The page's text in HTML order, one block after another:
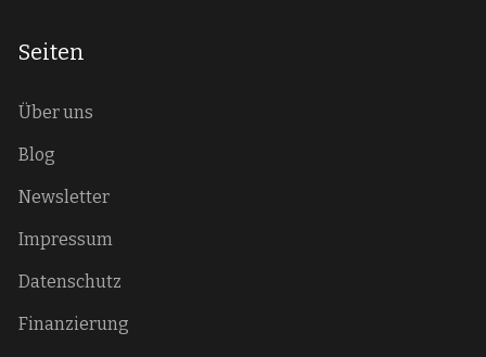
Seiten
Über uns
Blog
Newsletter
Impressum
Datenschutz
Finanzierung